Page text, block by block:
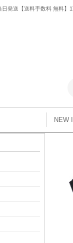
日発送【送料手数料 無料
NEW